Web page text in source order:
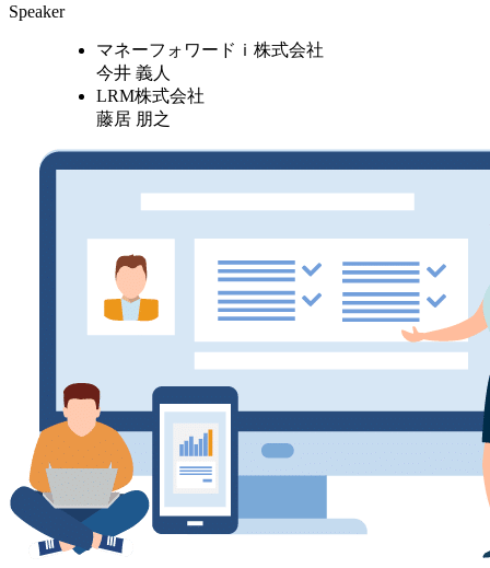
Speaker
マネーフォワードｉ株式会社
今井 義人
LRM株式会社
藤居 朋之